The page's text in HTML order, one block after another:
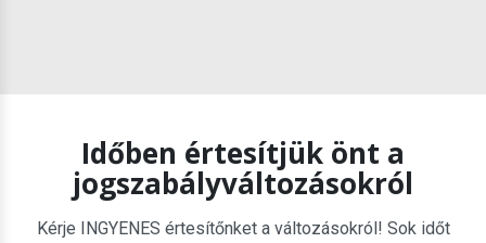
Időben értesítjük önt a
jogszabályváltozásokról
Kérje INGYENES értesítőnket a változásokról! Sok időt